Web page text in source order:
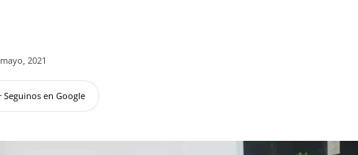
2021
Seguinos en Google